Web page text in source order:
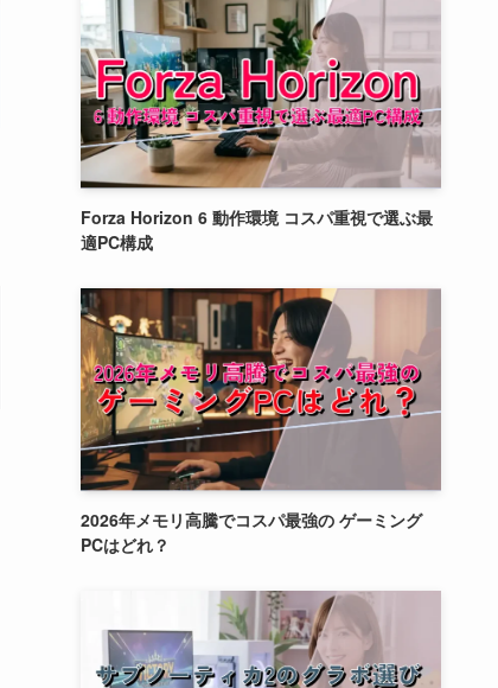
Forza Horizon 6 動作環境 コスパ重視で選ぶ最
適PC構成
2026年メモリ高騰でコスパ最強の ゲーミング
PCはどれ？